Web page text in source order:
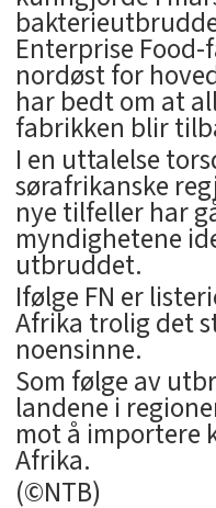
Enterprise
nordøst for
har bedt om at
fabrikken blir
I en uttalelse
sørafrikanske
nye tilfeller har
myndighetene
utbruddet.
Ifølge FN er
Afrika trolig det
noensinne.
Som følge av
landene i
mot å importere
Afrika.
(©NTB)